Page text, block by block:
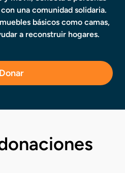
una comunidad solidaria.
básicos como camas,
a reconstruir hogares.
Donar